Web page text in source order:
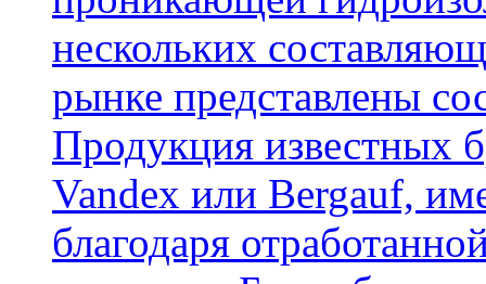
нескольких
рынке представлены
Продукция известных
Vandex или Bergauf,
благодаря